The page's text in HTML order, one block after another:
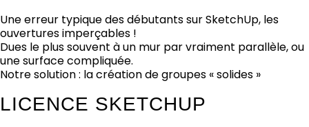
Une erreur typique des débutants sur SketchUp, les
ouvertures imperçables !
Dues le plus souvent à un mur par vraiment parallèle, ou
une surface compliquée.
Notre solution : la création de groupes « solides »
LICENCE SKETCHUP